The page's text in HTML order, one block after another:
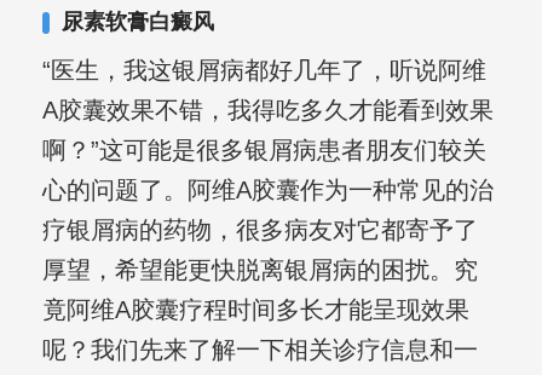
其对女性银屑病、顽固性银屑病、全身
验。
尿素软膏白癜风
“医生，我这银屑病都好几年了，听说阿维
A胶囊效果不错，我得吃多久才能看到效果
啊？”这可能是很多银屑病患者朋友们较关
心的问题了。阿维A胶囊作为一种常见的治
疗银屑病的药物，很多病友对它都寄予了
厚望，希望能更快脱离银屑病的困扰。究
竟阿维A胶囊疗程时间多长才能呈现效果
呢？我们先来了解一下相关诊疗信息和一